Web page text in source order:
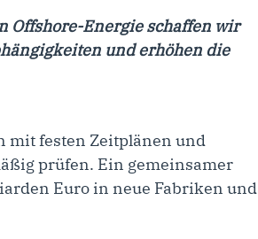
Offshore-Energie schaffen wir
und erhöhen die
mit festen Zeitplänen und
prüfen. Ein gemeinsamer
Euro in neue Fabriken und